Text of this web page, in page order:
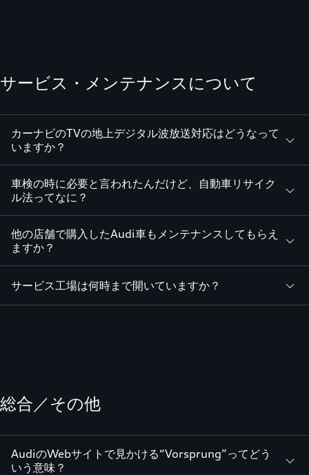
サービス・メンテナンスについて
カーナビのTVの地上デジタル波放送対応はどうなって
いますか？
車検の時に必要と言われたんだけど、自動車リサイク
ル法ってなに？
他の店舗で購入したAudi車もメンテナンスしてもらえ
ますか？
サービス工場は何時まで開いていますか？
総合／その他
AudiのWebサイトで見かける“Vorsprung”ってどう
いう意味？